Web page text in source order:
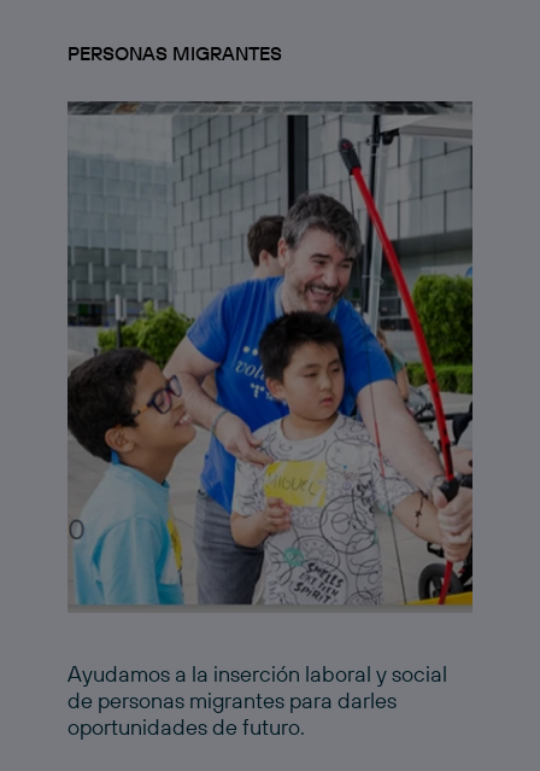
PERSONAS MIGRANTES
Ayudamos a la inserción laboral y social
de personas migrantes para darles
oportunidades de futuro.